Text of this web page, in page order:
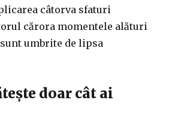
câtorva sfaturi
cărora momentele alături
umbrite de lipsa
doar cât ai